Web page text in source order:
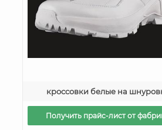
кроссовки белые на
Получить прайс-лист от